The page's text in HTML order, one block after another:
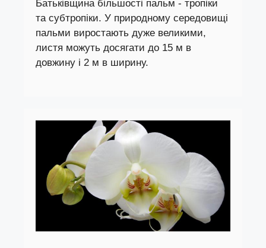
Батьківщина більшості пальм - тропіки
та субтропіки. У природному середовищі
пальми виростають дуже великими,
листя можуть досягати до 15 м в
довжину і 2 м в ширину.